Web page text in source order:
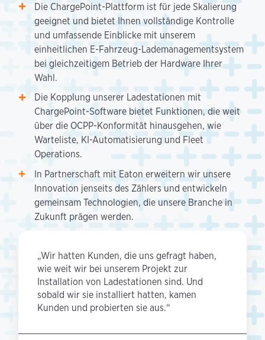
Die ChargePoint-Plattform ist für jede Skalierung
geeignet und bietet Ihnen vollständige Kontrolle
und umfassende Einblicke mit unserem
einheitlichen E-Fahrzeug-Lademanagementsystem
bei gleichzeitigem Betrieb der Hardware Ihrer
Wahl.
Die Kopplung unserer Ladestationen mit
ChargePoint-Software bietet Funktionen, die weit
über die OCPP-Konformität hinausgehen, wie
Warteliste, KI-Automatisierung und Fleet
Operations.
In Partnerschaft mit Eaton erweitern wir unsere
Innovation jenseits des Zählers und entwickeln
gemeinsam Technologien, die unsere Branche in
Zukunft prägen werden.
„Wir hatten Kunden, die uns gefragt haben,
wie weit wir bei unserem Projekt zur
Installation von Ladestationen sind. Und
sobald wir sie installiert hatten, kamen
Kunden und probierten sie aus.“